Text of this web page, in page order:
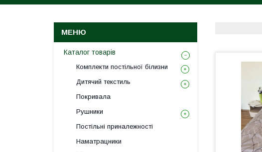
Каталог товарів
Комплекти постільної білизни
Дитячий текстиль
Покривала
Рушники
Постільні приналежності
Наматрацники